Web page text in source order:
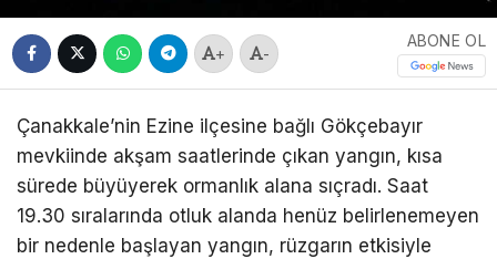
+ -
ABONE OL
Çanakkale’nin Ezine ilçesine bağlı Gökçebayır
mevkiinde akşam saatlerinde çıkan yangın, kısa
sürede büyüyerek ormanlık alana sıçradı. Saat
19.30 sıralarında otluk alanda henüz belirlenemeyen
bir nedenle başlayan yangın, rüzgarın etkisiyle